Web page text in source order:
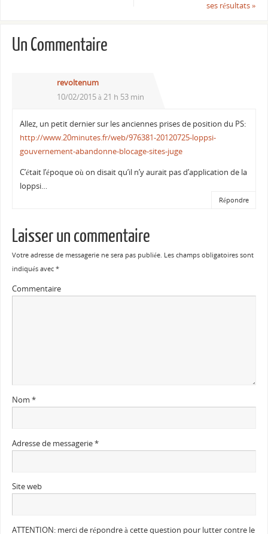
ses résultats»
Un Commentaire
revoltenum
10/02/2015 à 21 h 53 min
Allez, un petit dernier sur les anciennes prises de position du PS:
http://www.20minutes.fr/web/976381-20120725-loppsi-
gouvernement-abandonne-blocage-sites-juge
C’était l’époque où on disait qu’il n’y aurait pas d’application de la
loppsi…
Répondre
Laisser un commentaire
Votre adresse de messagerie ne sera pas publiée. Les champs obligatoires sont
indiqués avec *
Commentaire
Nom *
Adresse de messagerie*
Site web
ATTENTION: merci de répondre à cette question pour lutter contre le